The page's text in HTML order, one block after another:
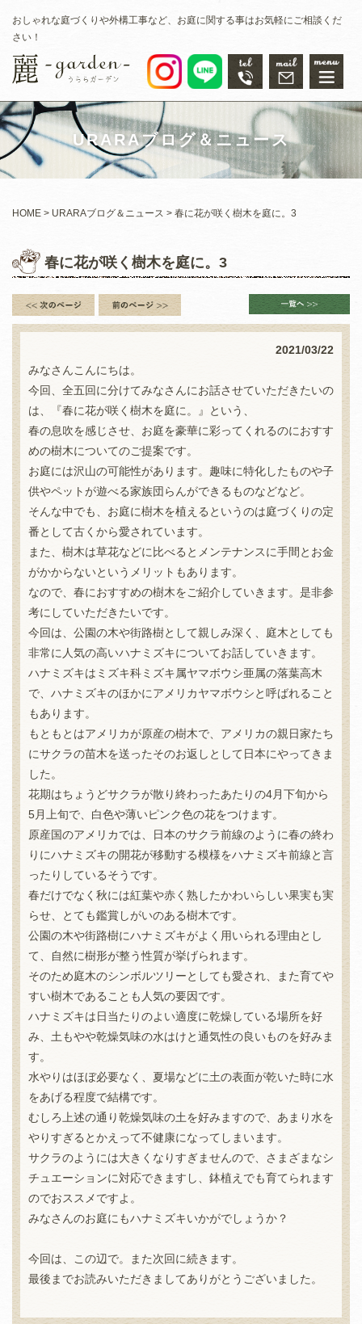
おしゃれな庭づくりや外構工事など、お庭に関する事はお気軽にご相談くだ
さい！
URARAブログ＆ニュース
HOME URARAブログ＆ニュース 春に花が咲く樹木を庭に。3
春に花が咲く樹木を庭に。3
2021/03/22
みなさんこんにちは。
今回、全五回に分けてみなさんにお話させていただきたいの
は、『春に花が咲く樹木を庭に。』という、
春の息吹を感じさせ、お庭を豪華に彩ってくれるのにおすす
めの樹木についてのご提案です。
お庭には沢山の可能性があります。趣味に特化したものや子
供やペットが遊べる家族団らんができるものなどなど。
そんな中でも、お庭に樹木を植えるというのは庭づくりの定
番として古くから愛されています。
また、樹木は草花などに比べるとメンテナンスに手間とお金
がかからないというメリットもあります。
なので、春におすすめの樹木をご紹介していきます。是非参
考にしていただきたいです。
今回は、公園の木や街路樹として親しみ深く、庭木としても
非常に人気の高いハナミズキについてお話していきます。
ハナミズキはミズキ科ミズキ属ヤマボウシ亜属の落葉高木
で、ハナミズキのほかにアメリカヤマボウシと呼ばれること
もあります。
もともとはアメリカが原産の樹木で、アメリカの親日家たち
にサクラの苗木を送ったそのお返しとして日本にやってきま
した。
花期はちょうどサクラが散り終わったあたりの4月下旬から
5月上旬で、白色や薄いピンク色の花をつけます。
原産国のアメリカでは、日本のサクラ前線のように春の終わ
りにハナミズキの開花が移動する模様をハナミズキ前線と言
ったりしているそうです。
春だけでなく秋には紅葉や赤く熟したかわいらしい果実も実
らせ、とても鑑賞しがいのある樹木です。
公園の木や街路樹にハナミズキがよく用いられる理由とし
て、自然に樹形が整う性質が挙げられます。
そのため庭木のシンボルツリーとしても愛され、また育てや
すい樹木であることも人気の要因です。
ハナミズキは日当たりのよい適度に乾燥している場所を好
み、土もやや乾燥気味の水はけと通気性の良いものを好みま
す。
水やりはほぼ必要なく、夏場などに土の表面が乾いた時に水
をあげる程度で結構です。
むしろ上述の通り乾燥気味の土を好みますので、あまり水を
やりすぎるとかえって不健康になってしまいます。
サクラのようには大きくなりすぎませんので、さまざまなシ
チュエーションに対応できますし、鉢植えでも育てられます
のでおススメですよ。
みなさんのお庭にもハナミズキいかがでしょうか？
今回は、この辺で。また次回に続きます。
最後までお読みいただきましてありがとうございました。